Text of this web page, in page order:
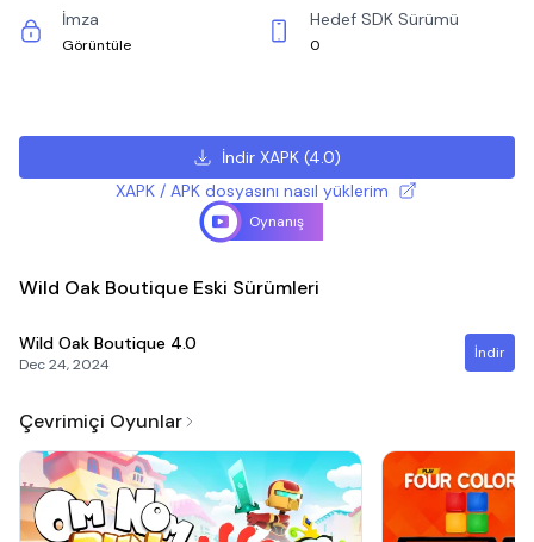
İmza
Görüntüle
Hedef SDK Sürümü
0
İndir XAPK(4.0)
XAPK / APK dosyasını nasıl yüklerim
Oynanış
Wild Oak Boutique Eski Sürümleri
Wild Oak Boutique 4.0
Dec 24, 2024
İndir
Çevrimiçi Oyunlar